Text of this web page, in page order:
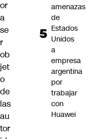
or
a
se
r
ob
jet
o
de
las
au
tor
amenazas
de
Estados
Unidos
a
empresa
argentina
por
trabajar
con
Huawei